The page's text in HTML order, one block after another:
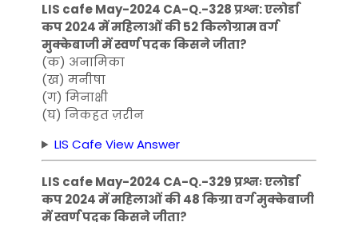
LIS cafe May-2024 CA-Q.-328 प्रश्न: एलोर्डा
कप 2024 में महिलाओं की 52 किलोग्राम वर्ग
मुक्केबाजी में स्वर्ण पदक किसने जीता?
(क) अनामिका
(ख) मनीषा
(ग) मिनाक्षी
(घ) निकहत ज़रीन
LIS Cafe View Answer
LIS cafe May-2024 CA-Q.-329 प्रश्नः एलोर्डा
कप 2024 में महिलाओं की 48 किग्रा वर्ग मुक्केबाजी
में स्वर्ण पदक किसने जीता?